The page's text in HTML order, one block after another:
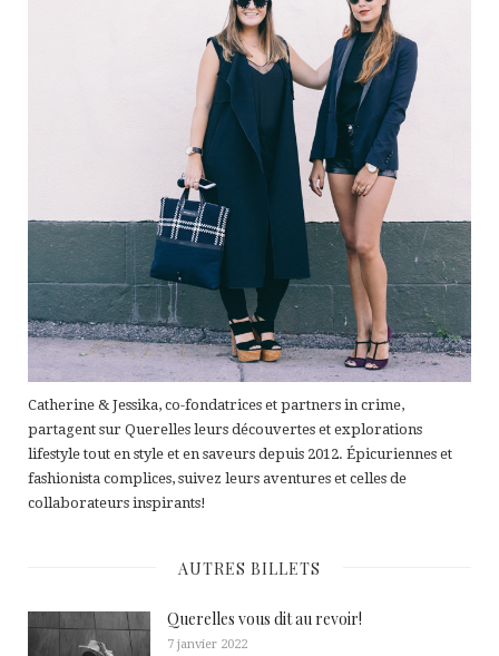
Catherine & Jessika, co-fondatrices et partners in crime,
partagent sur Querelles leurs découvertes et explorations
lifestyle tout en style et en saveurs depuis 2012. Épicuriennes et
fashionista complices, suivez leurs aventures et celles de
collaborateurs inspirants!
AUTRES BILLETS
Querelles vous dit au revoir!
7 janvier 2022